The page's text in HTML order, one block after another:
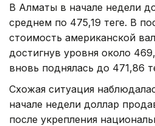
В Алматы в начале недели
среднем по 475,19 теңге. В
стоимость американской
достигнув уровня около
вновь поднялась до 471,86
Схожая ситуация
начале недели доллар
после укрепления